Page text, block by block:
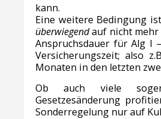
kann.
Eine weitere Bedingung
überwiegendauf nicht mehr
Anspruchsdauer für Alg I
Versicherungszeit; also
Monaten in den letzten
Ob auch viele
Gesetzesänderung
Sonderregelung nur auf